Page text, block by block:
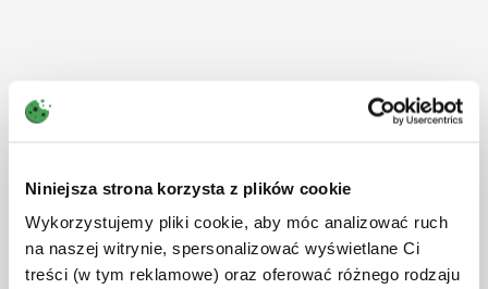
Niniejsza strona korzysta z plików cookie
Wykorzystujemy pliki cookie, aby móc analizować ruch
na naszej witrynie, spersonalizować wyświetlane Ci
treści (w tym reklamowe) oraz oferować różnego rodzaju
tej tematyki